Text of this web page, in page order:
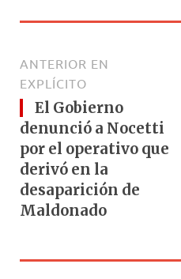
ANTERIOR EN
EXPLÍCITO
El Gobierno
denunció a Nocetti
por el operativo que
derivó en la
desaparición de
Maldonado